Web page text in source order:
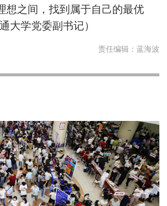
想之间，找到属于自己的最优
大学党委副书记）
责任编辑： 蓝海波